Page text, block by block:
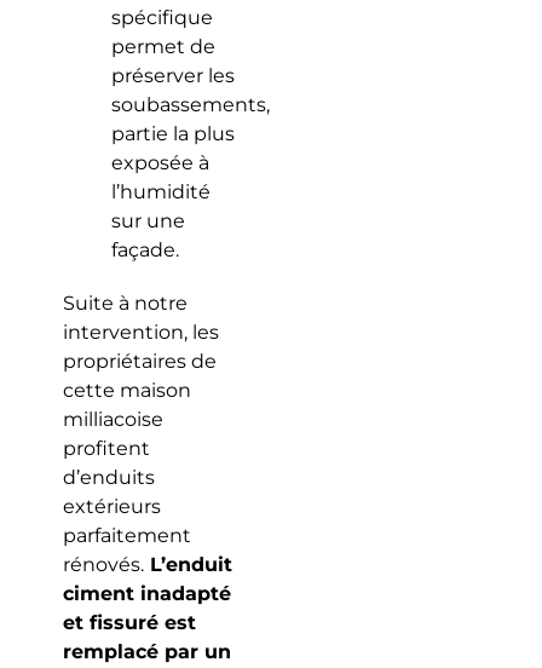
spécifique
permet de
préserver les
soubassements,
partie la plus
exposée à
l’humidité
sur une
façade.
Suite à notre
intervention, les
propriétaires de
cette maison
milliacoise
profitent
d’enduits
extérieurs
parfaitement
rénovés.L’enduit
ciment inadapté
et fissuré est
remplacé par un